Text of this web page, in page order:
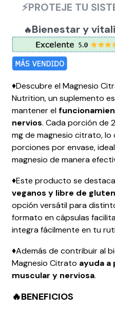
⚡PROTEJE TU
🔥Bienestar y
♦️Descubre el Magnesio
Nutrition, un suplemento
mantener el
nervios. Cada porción de
mg de magnesio citrato,
porciones por envase,
magnesio de manera
♦️Este producto se
veganos y libre de gluten
opción versátil para
formato en cápsulas
integra fácilmente en tu
♦️Además de contribuir al
Magnesio Citrato ayuda a
muscular y nerviosa.
🔥BENEFICIOS